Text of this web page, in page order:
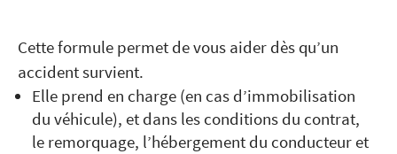
Cette formule permet de vous aider dès qu’un
accident survient.
Elle prend en charge (en cas d’immobilisation
du véhicule), et dans les conditions du contrat,
le remorquage, l’hébergement du conducteur et